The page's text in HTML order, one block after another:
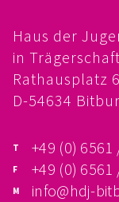
Haus der
in
Rathausplatz 6
D-54634
+49 (0) 6561
+49 (0) 6561
info@hdj-